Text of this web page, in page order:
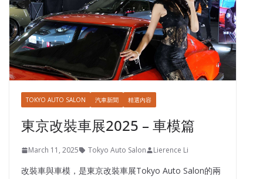
TOKYO AUTO SALON 汽車新聞 精選內容
東京改裝車展2025 – 車模篇
March 11, 2025 Tokyo Auto Salon Lierence Li
改裝車與車模，是東京改裝車展Tokyo Auto Salon的兩